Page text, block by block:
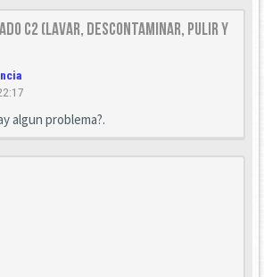
C2 (Lavar, descontaminar, pulir y
algun problema?.